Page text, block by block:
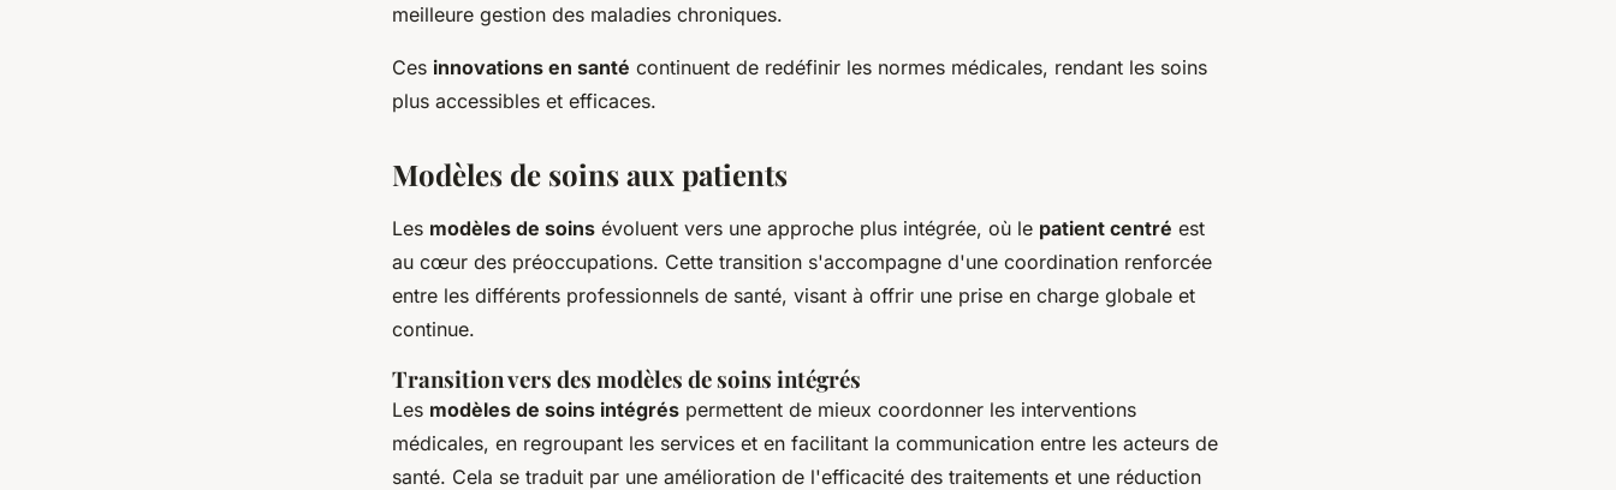
meilleure gestion des maladies chroniques.
Ces innovations en santé continuent de redéfinir les normes médicales, rendant les soins
plus accessibles et efficaces.
Modèles de soins aux patients
Les modèles de soins évoluent vers une approche plus intégrée, où le patient centré est
au cœur des préoccupations. Cette transition s'accompagne d'une coordination renforcée
entre les différents professionnels de santé, visant à offrir une prise en charge globale et
continue.
Transition vers des modèles de soins intégrés
Les modèles de soins intégrés permettent de mieux coordonner les interventions
médicales, en regroupant les services et en facilitant la communication entre les acteurs de
santé. Cela se traduit par une amélioration de l'efficacité des traitements et une réduction